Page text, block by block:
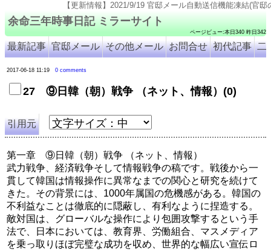
余命三年時事日記 ミラーサイト
ページビュー:本日340 昨日342
最新記事 官邸メール その他メール お問合せ 初代記事 二
2017-06-18 11:19 0 comments
27 ⑨日韓（朝）戦争 （ネット、情報）(0)
引用元
第一章 ⑨日韓（朝）戦争 （ネット、情報）
武力戦争、経済戦争そして情報戦争の稿です。戦後から一
貫して韓国は情報操作に異常なまでの関心と研究を続けて
きた。その背景には、1000年属国の危機感がある。韓国の
不利益なことは徹底的に隠蔽し、有利なように捏造する。
敵対国は、グローバルな操作により包囲攻撃するという手
法で、日本においては、教育界、労働組合、マスメディア
を乗っ取りほぼ完璧な成功を収め、世界的な幅広い宣伝ロ
【更新情報】2021/9/19 官邸メール自動送信機能凍結(官邸の